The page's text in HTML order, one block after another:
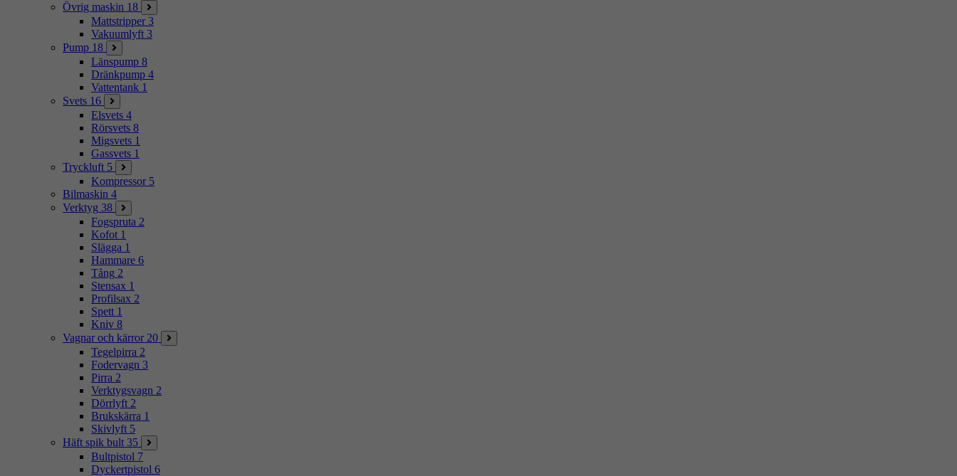
Övrig maskin 18
Mattstripper 3
Vakuumlyft 3
Pump 18
Länspump 8
Dränkpump 4
Vattentank 1
Svets 16
Elsvets 4
Rörsvets 8
Migsvets 1
Gassvets 1
Tryckluft 5
Kompressor 5
Bilmaskin 4
Verktyg 38
Fogspruta 2
Kofot 1
Slägga 1
Hammare 6
Tång 2
Stensax 1
Profilsax 2
Spett 1
Kniv 8
Vagnar och kärror 20
Tegelpirra 2
Fodervagn 3
Pirra 2
Verktygsvagn 2
Dörrlyft 2
Brukskärra 1
Skivlyft 5
Häft spik bult 35
Bultpistol 7
Dyckertpistol 6